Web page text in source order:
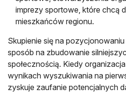
imprezy sportowe, które chcą
mieszkańców regionu.
Skupienie się na
sposób na zbudowanie
społecznością. Kiedy
wynikach wyszukiwania na
zyskuje zaufanie potencjalnych